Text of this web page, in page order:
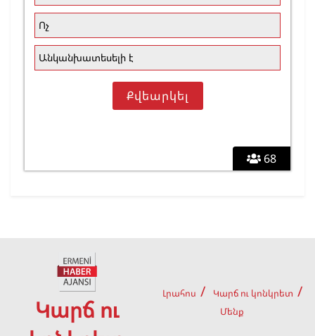
68
Ոչ
Անկանխատեսելի է
Կարճ ու
Լրահոս
Կարճ ու կոնկրետ
Մենք